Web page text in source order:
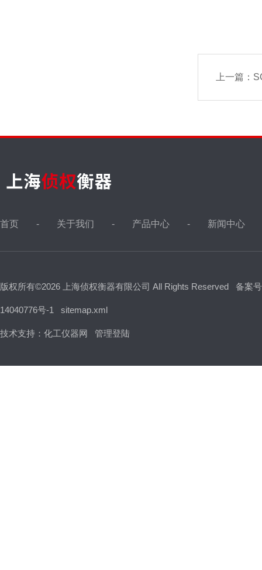
上一篇：
首页 关于我们 产品中心 新闻中心
版权所有©2026 上海侦权衡器有限公司 All Rights Reserved 备案
14040776号-1 sitemap.xml
技术支持： 化工仪器网 管理登陆